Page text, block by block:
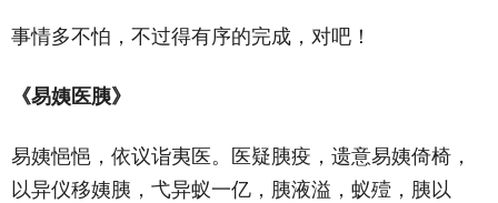
事情多不怕，不过得有序的完成，对吧！
《易姨医胰》
易姨悒悒，依议诣夷医。医疑胰疫，遗意易姨倚椅，
以异仪移姨胰，弋异蚁一亿，胰液溢，蚁殪，胰以